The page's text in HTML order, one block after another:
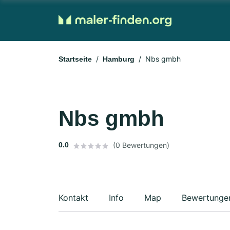
Startseite Hamburg Nbs gmbh
Nbs gmbh
0.0 (0 Bewertungen)
Kontakt Info Map